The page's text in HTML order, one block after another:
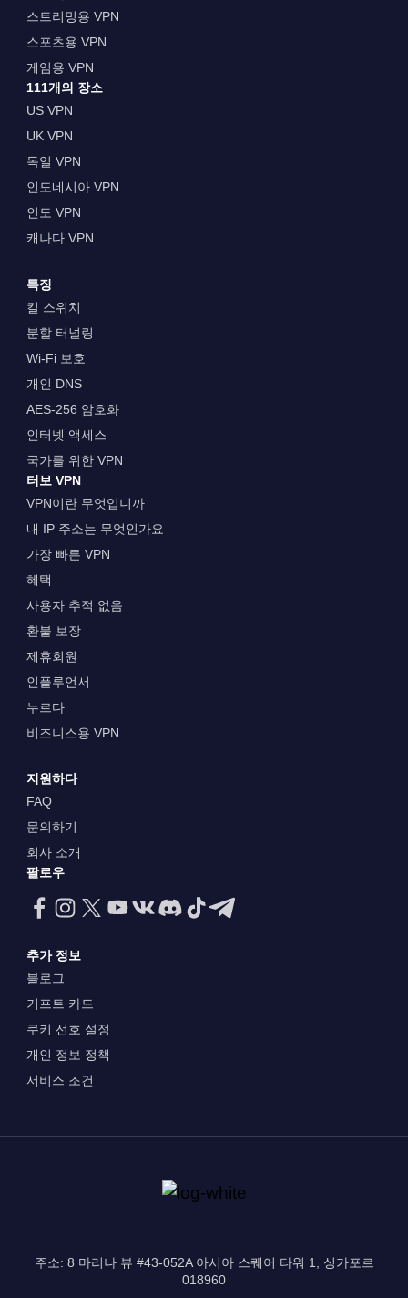
스트리밍용 VPN
스포츠용 VPN
게임용 VPN
111개의 장소
US VPN
UK VPN
독일 VPN
인도네시아 VPN
인도 VPN
캐나다 VPN
특징
킬 스위치
분할 터널링
Wi-Fi 보호
개인 DNS
AES-256 암호화
인터넷 액세스
국가를 위한 VPN
터보 VPN
VPN이란 무엇입니까
내 IP 주소는 무엇인가요
가장 빠른 VPN
혜택
사용자 추적 없음
환불 보장
제휴회원
인플루언서
누르다
비즈니스용 VPN
지원하다
FAQ
문의하기
회사 소개
팔로우
추가 정보
블로그
기프트 카드
쿠키 선호 설정
개인 정보 정책
서비스 조건
주소: 8 마리나 뷰 #43-052A 아시아 스퀘어 타워 1, 싱가포르
018960